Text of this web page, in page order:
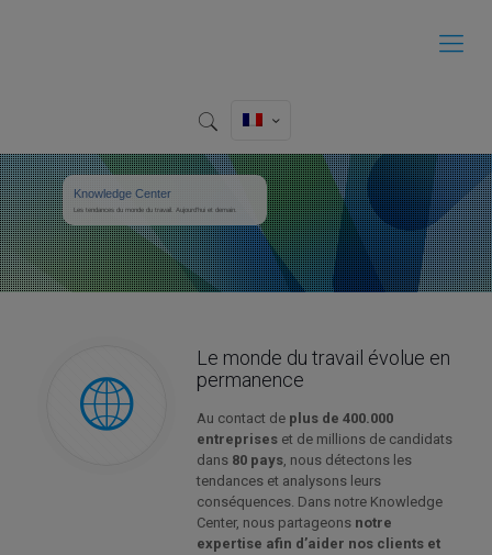
Knowledge Center
Les tendances du monde du travail. Aujourd’hui et demain.
Le monde du travail évolue en
permanence
Au contact de plus de 400.000
entrepriseset de millions de candidats
dans 80 pays, nous détectons les
tendances et analysons leurs
conséquences. Dans notre Knowledge
Center, nous partageons notre
expertise afin d’aider nos clients et